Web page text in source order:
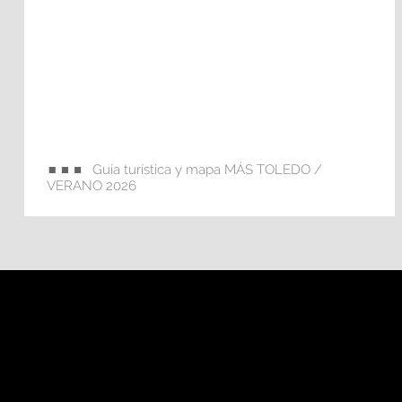
Guía turística y mapa MÁS TOLEDO /
VERANO 2026